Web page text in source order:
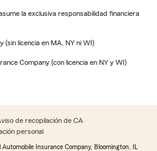
la exclusiva responsabilidad financiera
(sin licencia en MA, NY ni WI)
Company (con licencia en NY y WI)
de recopilación de CA
personal
Insurance Company, Bloomington, IL